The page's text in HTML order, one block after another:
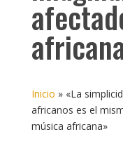
Inicio » «La
africanos es el
música africana»